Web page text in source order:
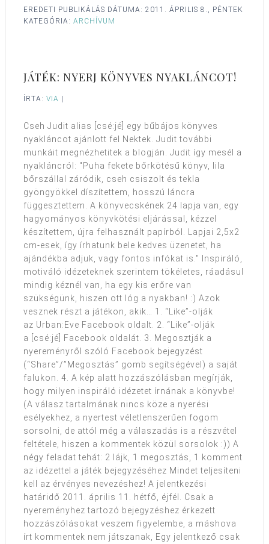
EREDETI PUBLIKÁLÁS DÁTUMA: 2011. ÁPRILIS 8., PÉNTEK
KATEGÓRIA: ARCHÍVUM
JÁTÉK: NYERJ KÖNYVES NYAKLÁNCOT!
ÍRTA: VIA |
Cseh Judit alias [csé:jé] egy bűbájos könyves
nyakláncot ajánlott fel Nektek. Judit további
munkáit megnézhetitek a blogján. Judit így mesél a
nyakláncról: "Puha fekete bőrkötésű könyv, lila
bőrszállal záródik, cseh csiszolt és tekla
gyöngyökkel díszítettem, hosszú láncra
függesztettem. A könyvecskének 24 lapja van, egy
hagyományos könyvkötési eljárással, kézzel
készítettem, újra felhasznált papírból. Lapjai 2,5x2
cm-esek, így írhatunk bele kedves üzenetet, ha
ajándékba adjuk, vagy fontos infókat is." Inspiráló,
motiváló idézeteknek szerintem tökéletes, ráadásul
mindig kéznél van, ha egy kis erőre van
szükségünk, hiszen ott lóg a nyakban! :) Azok
vesznek részt a játékon, akik… 1. “Like”-olják
az Urban:Eve Facebook oldalt. 2. “Like”-olják
a [csé:jé] Facebook oldalát. 3. Megosztják a
nyereményről szóló Facebook bejegyzést
(“Share”/”Megosztás” gomb segítségével) a saját
falukon. 4. A kép alatt hozzászólásban megírják,
hogy milyen inspiráló idézetet írnának a könyvbe!
(A válasz tartalmának nincs köze a nyerési
esélyekhez, a nyertest véletlenszerűen fogom
sorsolni, de attól még a válaszadás is a részvétel
feltétele, hiszen a kommentek közül sorsolok :)) A
négy feladat tehát: 2 lájk, 1 megosztás, 1 komment
az idézettel a játék bejegyzéséhez Mindet teljesíteni
kell az érvényes nevezéshez! A jelentkezési
határidő 2011. április 11. hétfő, éjfél. Csak a
nyereményhez tartozó bejegyzéshez érkezett
hozzászólásokat veszem figyelembe, a máshova
írt kommentek nem játszanak, Egy jelentkező csak